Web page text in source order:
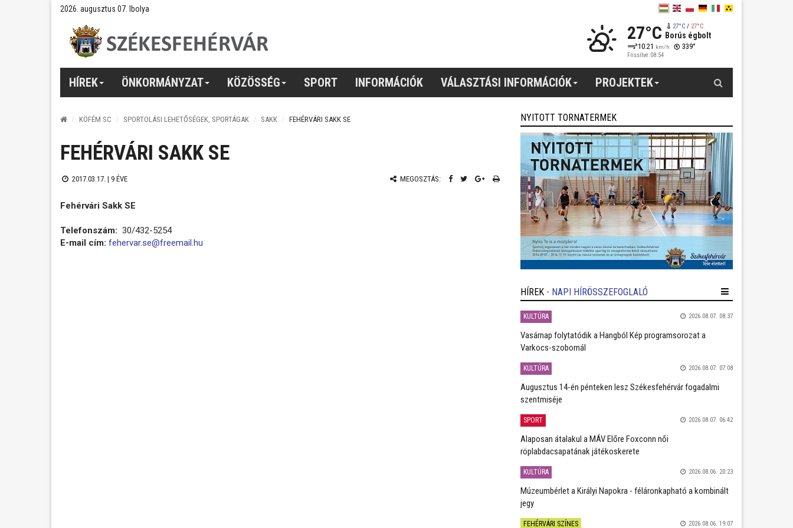
2026. augusztus 07. Ibolya
27°C 27°C/ 27°C
Borús égbolt
10.21 km/h 339°
Frissítve: 08:54
HÍREK ÖNKORMÁNYZAT KÖZÖSSÉG SPORT INFORMÁCIÓK VÁLASZTÁSI INFORMÁCIÓK PROJEKTEK
KÖFÉM SC SPORTOLÁSI LEHETŐSÉGEK, SPORTÁGAK SAKK FEHÉRVÁRI SAKK SE
FEHÉRVÁRI SAKK SE
2017.03.17. | 9 ÉVE MEGOSZTÁS:
Fehérvári Sakk SE
Telefonszám: 30/432-5254
E-mail cím: fehervar.se@freemail.hu
NYITOTT TORNATERMEK
HÍREK - NAPI HÍRÖSSZEFOGLALÓ
KULTÚRA 2026.08.07. 08:37
Vasárnap folytatódik a Hangból Kép programsorozat a
Varkocs-szobornál
KULTÚRA 2026.08.07. 07:08
Augusztus 14-én pénteken lesz Székesfehérvár fogadalmi
szentmiséje
SPORT 2026.08.07. 06:42
Alaposan átalakul a MÁV Előre Foxconn női
röplabdacsapatának játékoskerete
KULTÚRA 2026.08.06. 20:23
Múzeumbérlet a Királyi Napokra - féláronkapható a kombinált
jegy
FEHÉRVÁRI SZÍNES 2026.08.06. 19:07